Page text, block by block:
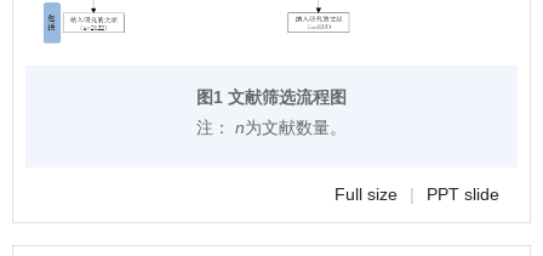
图1 文献筛选流程图
注： n为文献数量。
Full size | PPT slide